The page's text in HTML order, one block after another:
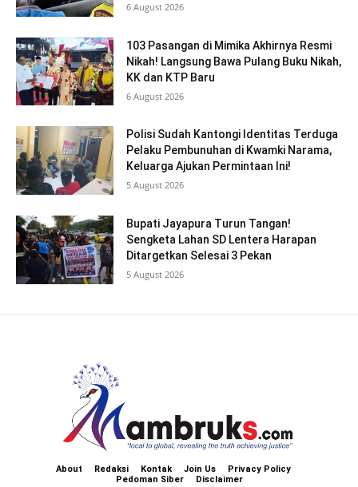
6 August 2026
103 Pasangan di Mimika Akhirnya Resmi
Nikah! Langsung Bawa Pulang Buku Nikah,
KK dan KTP Baru
6 August 2026
Polisi Sudah Kantongi Identitas Terduga
Pelaku Pembunuhan di Kwamki Narama,
Keluarga Ajukan Permintaan Ini!
5 August 2026
Bupati Jayapura Turun Tangan!
Sengketa Lahan SD Lentera Harapan
Ditargetkan Selesai 3 Pekan
5 August 2026
About Redaksi Kontak Join Us
Privacy Policy
Pedoman Siber
Disclaimer